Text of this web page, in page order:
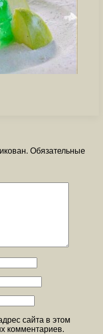
Обязательные
сайта в этом
комментариев.